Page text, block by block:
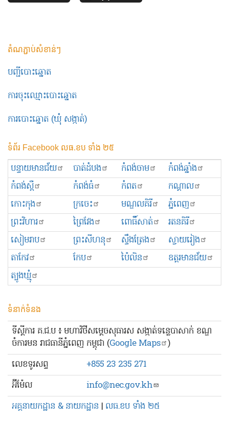
តំណភ្ជាប់សំខាន់ៗ
បញ្ជីបោះឆ្នោត
ការចុះឈ្មោះបោះឆ្នោត
ការបោះឆ្នោត (ឃុំ សង្កាត់)
ទំព័រ Facebook លធ.ខប ទាំង ២៥
បន្ទាយមានជ័យ បាត់ដំបង កំពង់ចាម
កំពង់ឆ្នាំង
កំពង់ស្ពឺ
កំពង់ធំ កំពត
កណ្ដាល
កោះកុង
ក្រចេះ មណ្ឌលគិរី
ភ្នំពេញ
ព្រះ​វិហារ
ព្រៃវែង ពោធិ៍សាត់
រតនគិរី
សៀមរាប
ព្រះសីហនុ ស្ទឹងត្រែង
ស្វាយរៀង
តាកែវ
កែប ប៉ៃលិន
ឧត្ដរមានជ័យ
ត្បូងឃ្មុំ
ទំនាក់ទំនង
ទីស្ដីការ គ.ជ.ប ៖ មហាវិថីសម្ដេចសុធារស សង្កាត់ទន្លេបាសាក់ ខណ្ឌ
ចំការមន រាជធានីភ្នំពេញ កម្ពុជា (Google Maps )
លេខ​ទូរសព្ទ
+855 23 235 271
អ៊ីម៉ែល
info@nec.gov.kh
អគ្គនាយកដ្ឋាន & នាយកដ្ឋាន | លធ.ខប ទាំង ២៥